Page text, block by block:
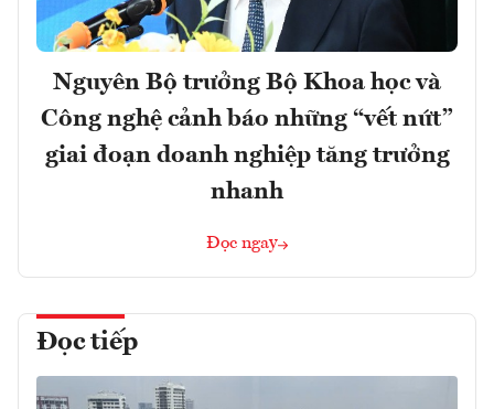
Nguyên Bộ trưởng Bộ Khoa học và
Công nghệ cảnh báo những “vết nứt”
giai đoạn doanh nghiệp tăng trưởng
nhanh
Đọc ngay
Đọc tiếp